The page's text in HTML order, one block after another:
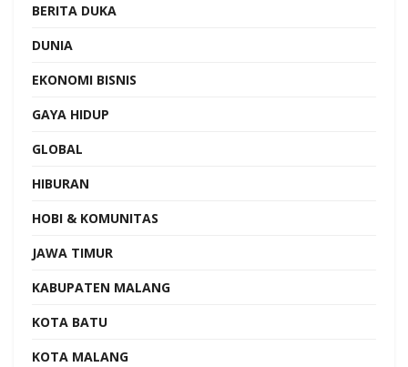
BERITA DUKA
DUNIA
EKONOMI BISNIS
GAYA HIDUP
GLOBAL
HIBURAN
HOBI & KOMUNITAS
JAWA TIMUR
KABUPATEN MALANG
KOTA BATU
KOTA MALANG